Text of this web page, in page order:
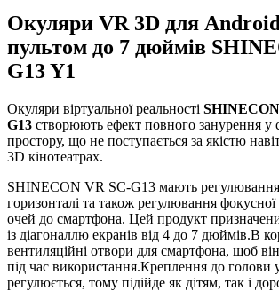
Окуляри VR 3D для Android
пультом до 7 дюймів
G13 Y1
Окуляри віртуальної реальності
G13 створюють ефект повного занурення у
простору, що не поступається за якістю
3D кінотеатрах.
SHINECON VR SC-G13 мають регулювання
горизонталі та також регулювання фокусної
очей до смартфона. Цей продукт
із діагоналлю екранів від 4 до 7 дюймів.В
вентиляційні отвори для смартфона, щоб
під час використання.Креплення до голови
регулюється, тому підійде як дітям, так і